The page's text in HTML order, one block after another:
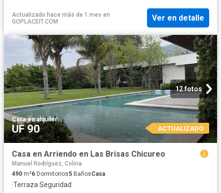
Actualizado hace más de 1 mes en
GOPLACEIT.COM
Ver en detalle
12 fotos
Casa·en alquiler
UF 90 ACTUALIZADO
Casa en Arriendo en Las Brisas Chicureo
Manuel Rodríguez, Colina
490 m²6 Dormitorios5 BañosCasa
·Terraza·Seguridad